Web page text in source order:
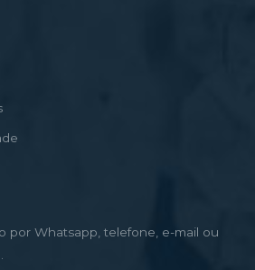
por Whatsapp, telefone, e-mail ou